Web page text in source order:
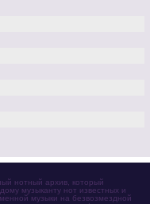
нотный архив, который
музыканту нот известных и
музыки на безвозмездной